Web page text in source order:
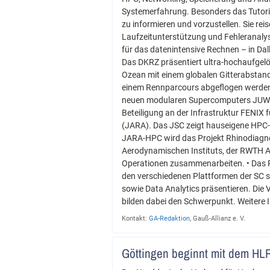
Systemerfahrung. Besonders das
zu informieren und vorzustellen. Sie
Laufzeitunterstützung und
für das datenintensive Rechnen – in
Das DKRZ präsentiert ultra-
Ozean mit einem globalen
einem Rennparcours abgeflogen
neuen modularen Supercomputers
Beteiligung an der Infrastruktur FENIX
(JARA). Das JSC zeigt hauseigene
JARA-HPC wird das Projekt
Aerodynamischen Instituts, der RWTH
Operationen zusammenarbeiten. • Das
den verschiedenen Plattformen der SC
sowie Data Analytics präsentieren. Die
bilden dabei den Schwerpunkt.
Kontakt: GA-Redaktion, Gauß-Allianz e. V.
Göttingen beginnt mit dem